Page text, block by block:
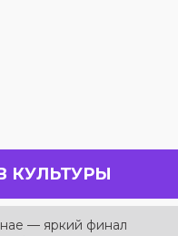
КУЛЬТУРЫ
— яркий финал